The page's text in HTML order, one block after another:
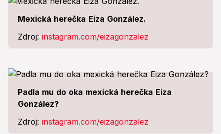
Mexická herečka Eiza González.
Zdroj: instagram.com/eizagonzalez
Padla mu do oka mexická herečka Eiza
González?
Zdroj: instagram.com/eizagonzalez